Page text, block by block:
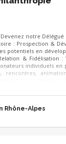
notre
: Prospection &
potentiels en
& Fidélisation :
individuels en
rencontres,
campagnes d'appels
Rhône-Alpes